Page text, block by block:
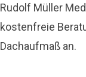
Rudolf Müller
kostenfreie
Dachaufmaß an.